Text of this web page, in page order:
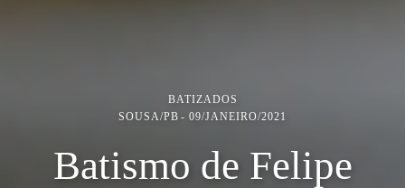
BATIZADOS
SOUSA/PB
09/JANEIRO/2021
Batismo de Felipe